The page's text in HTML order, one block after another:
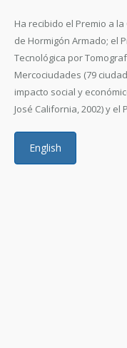
Ha recibido el Premio a
de Hormigón Armado; el
Tecnológica por
Mercociudades (79
impacto social y
José California, 2002) y el
English